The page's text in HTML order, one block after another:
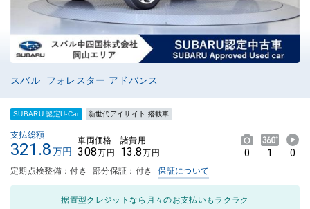
スバル フォレスター アドバンス
SUBARU 認定U-Car 新世代アイサイト 搭載車
支払総額
321.8万円
車両価格
308万円
諸費用
13.8万円 0 1 0
定期点検整備：付き 部分保証：付き 保証について
据置型クレジットなら月々のお支払いもラクラク